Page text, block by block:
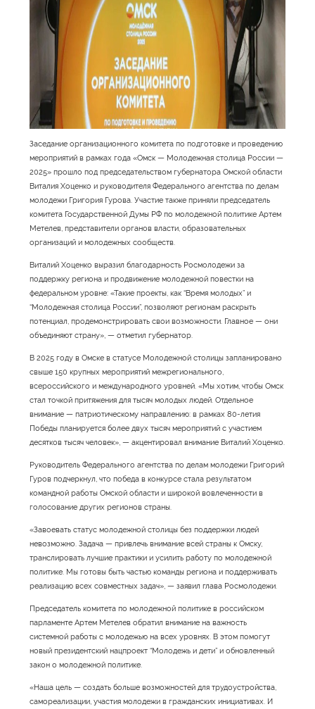
Заседание организационного комитета по подготовке и проведению
мероприятий в рамках года «Омск — Молодежная столица России —
2025» прошло под председательством губернатора Омской области
Виталия Хоценко и руководителя Федерального агентства по делам
молодежи Григория Гурова. Участие также приняли председатель
комитета Государственной Думы РФ по молодежной политике Артем
Метелев, представители органов власти, образовательных
организаций и молодежных сообществ.
Виталий Хоценко выразил благодарность Росмолодежи за
поддержку региона и продвижение молодежной повестки на
федеральном уровне: «Такие проекты, как “Время молодых” и
“Молодежная столица России”, позволяют регионам раскрыть
потенциал, продемонстрировать свои возможности. Главное — они
объединяют страну», — отметил губернатор.
В 2025 году в Омске в статусе Молодежной столицы запланировано
свыше 150 крупных мероприятий межрегионального,
всероссийского и международного уровней. «Мы хотим, чтобы Омск
стал точкой притяжения для тысяч молодых людей. Отдельное
внимание — патриотическому направлению: в рамках 80-летия
Победы планируется более двух тысяч мероприятий с участием
десятков тысяч человек», — акцентировал внимание Виталий Хоценко.
Руководитель Федерального агентства по делам молодежи Григорий
Гуров подчеркнул, что победа в конкурсе стала результатом
командной работы Омской области и широкой вовлеченности в
голосование других регионов страны.
«Завоевать статус молодежной столицы без поддержки людей
невозможно. Задача — привлечь внимание всей страны к Омску,
транслировать лучшие практики и усилить работу по молодежной
политике. Мы готовы быть частью команды региона и поддерживать
реализацию всех совместных задач», — заявил глава Росмолодежи.
Председатель комитета по молодежной политике в российском
парламенте Артем Метелев обратил внимание на важность
системной работы с молодежью на всех уровнях. В этом помогут
новый президентский нацпроект “Молодежь и дети” и обновленный
закон о молодежной политике.
«Наша цель — создать больше возможностей для трудоустройства,
самореализации, участия молодежи в гражданских инициативах. И